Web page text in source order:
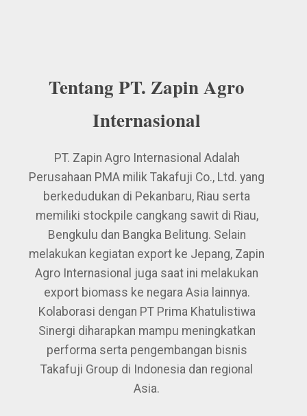
Tentang PT. Zapin Agro
Internasional
PT. Zapin Agro Internasional Adalah
Perusahaan PMA milik Takafuji Co., Ltd. yang
berkedudukan di Pekanbaru, Riau serta
memiliki stockpile cangkang sawit di Riau,
Bengkulu dan Bangka Belitung. Selain
melakukan kegiatan export ke Jepang, Zapin
Agro Internasional juga saat ini melakukan
export biomass ke negara Asia lainnya.
Kolaborasi dengan PT Prima Khatulistiwa
Sinergi diharapkan mampu meningkatkan
performa serta pengembangan bisnis
Takafuji Group di Indonesia dan regional
Asia.